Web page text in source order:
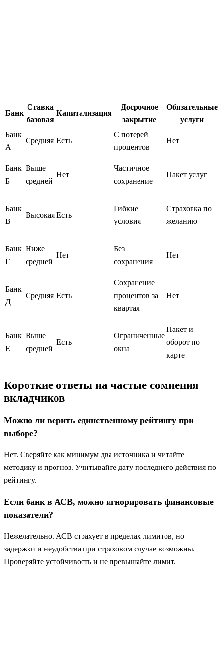
Банк
Ставка
базовая
Капитализация
Досрочное
закрытие
Обязательные
услуги
Банк
А
Средняя Есть
С потерей
процентов
Нет
Банк
Б
Выше
средней
Нет
Частичное
сохранение
Пакет услуг
Банк
В
Высокая Есть
Гибкие
условия
Страховка по
желанию
Банк
Г
Ниже
средней
Нет
Без
сохранения
Нет
Банк
Д
Средняя Есть
Сохранение
процентов за
квартал
Нет
Банк
Е
Выше
средней
Есть
Ограниченные
окна
Пакет и
оборот по
карте
Короткие ответы на частые сомнения
вкладчиков
Можно ли верить единственному рейтингу при
выборе?
Нет. Сверяйте как минимум два источника и читайте
методику и прогноз. Учитывайте дату последнего действия по
рейтингу.
Если банк в АСВ, можно игнорировать финансовые
показатели?
Нежелательно. АСВ страхует в пределах лимитов, но
задержки и неудобства при страховом случае возможны.
Проверяйте устойчивость и не превышайте лимит.